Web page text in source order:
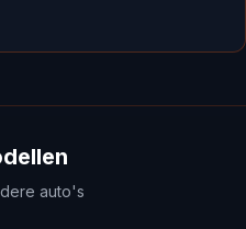
auto's